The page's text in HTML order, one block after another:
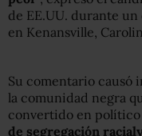
de EE.UU. durante un
en Kenansville,
Su comentario causó
la comunidad negra
convertido en político
de segregación racial